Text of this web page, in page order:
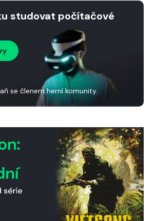
studovat počítačové
se členem herní komunity.